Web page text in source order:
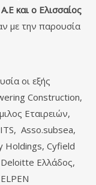
και ο Ελισσαίος
με την παρουσία
οι εξής
Construction,
Εταιρειών,
Asso.subsea,
Holdings, Cyfield
Deloitte Ελλάδος,